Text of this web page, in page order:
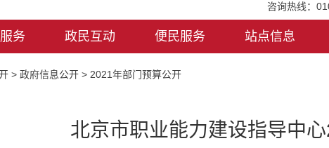
咨询热线：
务 政民互动 便民服务 站点信息
> 政府信息公开 > 2021年部门预算公开
北京市职业能力建设指导中